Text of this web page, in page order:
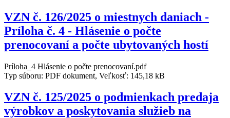
VZN č. 126/2025 o miestnych daniach -
Príloha č. 4 - Hlásenie o počte
prenocovaní a počte ubytovaných hostí
Príloha_4 Hlásenie o počte prenocovaní.pdf
Typ súboru: PDF dokument, Veľkosť: 145,18 kB
VZN č. 125/2025 o podmienkach predaja
výrobkov a poskytovania služieb na